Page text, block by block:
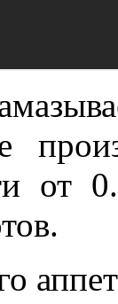
от